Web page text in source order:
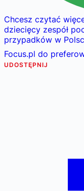
Chcesz czytać
dziecięcy zespół
przypadków w
Focus.pl do
UDOSTĘPNIJ